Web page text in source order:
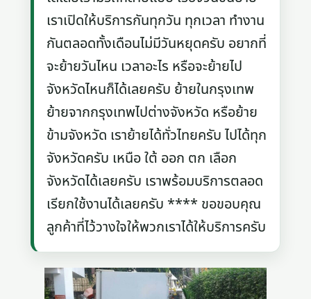
เราเปิดให้บริการกันทุกวัน ทุกเวลา ทำงาน
กันตลอดทั้งเดือนไม่มีวันหยุดครับ อยากที่
จะย้ายวันไหน เวลาอะไร หรือจะย้ายไป
จังหวัดไหนก็ได้เลยครับ ย้ายในกรุงเทพ
ย้ายจากกรุงเทพไปต่างจังหวัด หรือย้าย
ข้ามจังหวัด เราย้ายได้ทั่วไทยครับ ไปได้ทุก
จังหวัดครับ เหนือ ใต้ ออก ตก เลือก
จังหวัดได้เลยครับ เราพร้อมบริการตลอด
เรียกใช้งานได้เลยครับ **** ขอขอบคุณ
ลูกค้าที่ไว้วางใจให้พวกเราได้ให้บริการครับ